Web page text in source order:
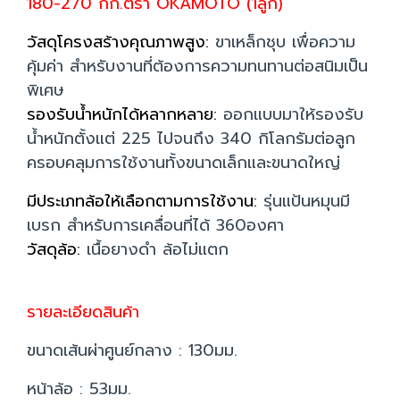
วัสดุโครงสร้างคุณภาพสูง: ขาเหล็กชุบ เพื่อความ
คุ้มค่า สำหรับงานที่ต้องการความทนทานต่อสนิมเป็น
พิเศษ
รองรับน้ำหนักได้หลากหลาย: ออกแบบมาให้รองรับ
น้ำหนักตั้งแต่ 225 ไปจนถึง 340 กิโลกรัมต่อลูก
ครอบคลุมการใช้งานทั้งขนาดเล็กและขนาดใหญ่
มีประเภทล้อให้เลือกตามการใช้งาน: รุ่นแป้นหมุนมี
เบรก สำหรับการเคลื่อนที่ได้ 360องศา
วัสดุล้อ: เนื้อยางดำ ล้อไม่แตก
รายละเอียดสินค้า
ขนาดเส้นผ่าศูนย์กลาง : 130มม.
หน้าล้อ : 53มม.